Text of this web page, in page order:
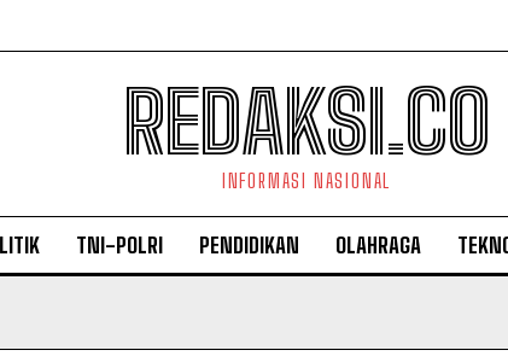
REDAKSI.CO
INFORMASI NASIONAL
TNI-POLRI PENDIDIKAN OLAHRAGA